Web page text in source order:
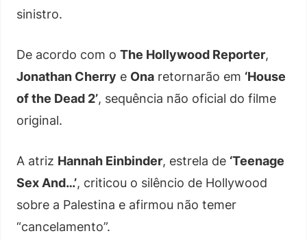
sinistro.
De acordo com o The Hollywood Reporter,
Jonathan Cherry e Ona retornarão em ‘House
of the Dead 2’, sequência não oficial do filme
original.
A atriz Hannah Einbinder, estrela de ‘Teenage
Sex And…’, criticou o silêncio de Hollywood
sobre a Palestina e afirmou não temer
“cancelamento”.